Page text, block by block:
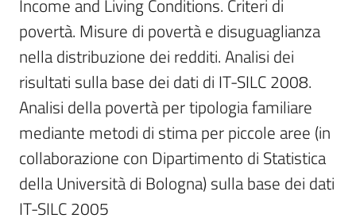
per
temi
Metadati
Seguici
su
Income and Living Conditions. Criteri di
povertà. Misure di povertà e disuguaglianza
nella distribuzione dei redditi. Analisi dei
risultati sulla base dei dati di IT-SILC 2008.
Analisi della povertà per tipologia familiare
mediante metodi di stima per piccole aree (in
collaborazione con Dipartimento di Statistica
della Università di Bologna) sulla base dei dati
IT-SILC 2005